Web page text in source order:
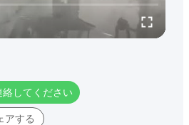
絡してください
アする